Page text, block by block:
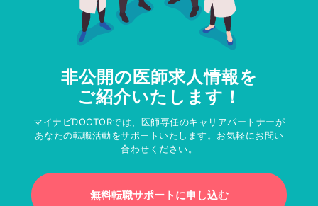
非公開の医師求人情報を
ご紹介いたします！
マイナビDOCTORでは、医師専任のキャリアパートナーが
あなたの転職活動をサポートいたします。お気軽にお問い
合わせください。
無料転職サポートに申し込む